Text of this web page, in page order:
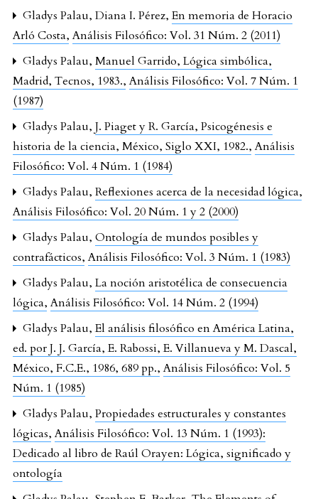
Gladys Palau, Diana I. Pérez,En memoria de Horacio
Arló Costa,Análisis Filosófico: Vol. 31 Núm. 2 (2011)
Gladys Palau, Manuel Garrido, Lógica simbólica,
Madrid, Tecnos, 1983.,Análisis Filosófico: Vol. 7 Núm. 1
(1987)
Gladys Palau, J. Piaget y R. García, Psicogénesis e
historia de la ciencia, México, Siglo XXI, 1982.,Análisis
Filosófico: Vol. 4 Núm. 1 (1984)
Gladys Palau, Reflexiones acerca de la necesidad lógica,
Análisis Filosófico: Vol. 20 Núm. 1 y 2 (2000)
Gladys Palau, Ontología de mundos posibles y
contrafácticos,Análisis Filosófico: Vol. 3 Núm. 1 (1983)
Gladys Palau, La noción aristotélica de consecuencia
lógica,Análisis Filosófico: Vol. 14 Núm. 2 (1994)
Gladys Palau,El análisis filosófico en América Latina,
ed. por J. J. García, E. Rabossi, E. Villanueva y M. Dascal,
México, F.C.E., 1986, 689 pp.,Análisis Filosófico: Vol. 5
Núm. 1 (1985)
Gladys Palau, Propiedades estructurales y constantes
lógicas,Análisis Filosófico: Vol. 13 Núm. 1 (1993):
Dedicado al libro de Raúl Orayen: Lógica, significado y
ontología